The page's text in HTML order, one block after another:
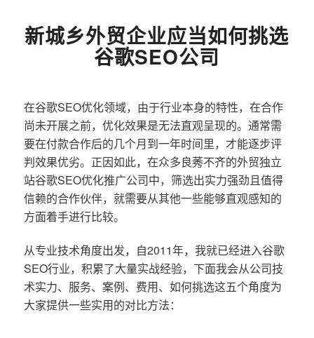
新城乡外贸企业应当如何挑选
谷歌SEO公司
在谷歌SEO优化领域，由于行业本身的特性，在合作
尚未开展之前，优化效果是无法直观呈现的。通常需
要在付款合作后的几个月到一年时间里，才能逐步评
判效果优劣。正因如此，在众多良莠不齐的外贸独立
站谷歌SEO优化推广公司中，筛选出实力强劲且值得
信赖的合作伙伴，就需要从其他一些能够直观感知的
方面着手进行比较。
从专业技术角度出发，自2011年，我就已经进入谷歌
SEO行业，积累了大量实战经验，下面我会从公司技
术实力、服务、案例、费用、如何挑选这五个角度为
大家提供一些实用的对比方法：